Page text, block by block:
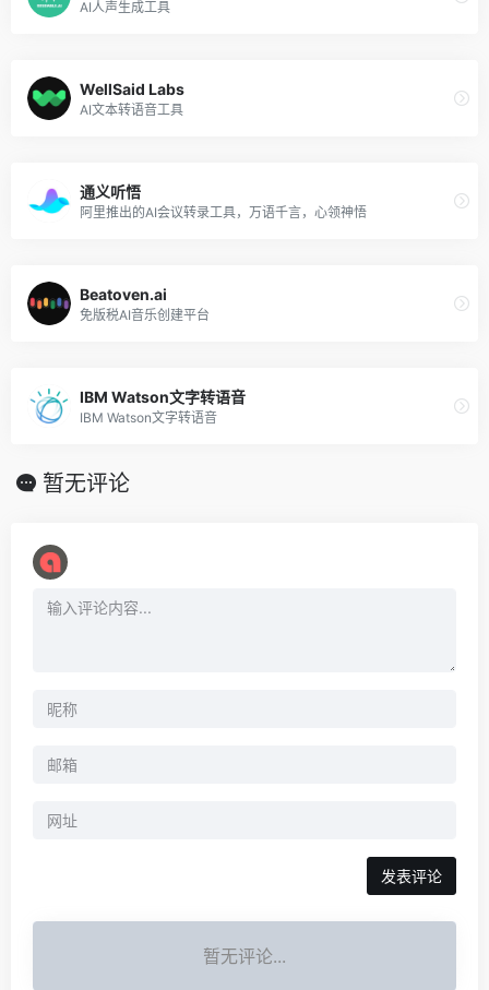
AI人声生成工具
WellSaid Labs
AI文本转语音工具
通义听悟
阿里推出的AI会议转录工具，万语千言，心领神悟
Beatoven.ai
免版税AI音乐创建平台
IBM Watson文字转语音
IBM Watson文字转语音
暂无评论
暂无评论...